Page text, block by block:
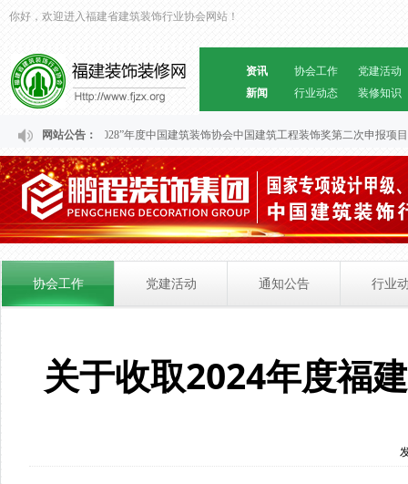
你好，欢迎进入福建省建筑装饰行业协会网站！
资讯
新闻
协会工作
党建活动
行业动态
装修知识
网站公告：
于福建省“2024～2028”年度中国建筑装饰协会中国建筑工程装饰奖第二次申报项目
协会工作 党建活动 通知公告 行业
关于收取2024年度福